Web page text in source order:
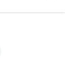
chaîne de